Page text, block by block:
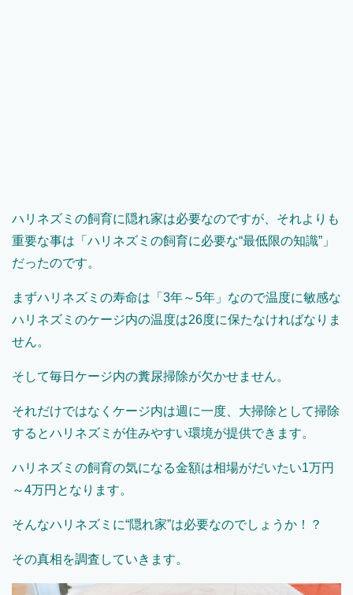
ハリネズミの飼育に隠れ家は必要なのですが、それよりも
重要な事は「ハリネズミの飼育に必要な“最低限の知識”」
だったのです。
まずハリネズミの寿命は「3年～5年」なので温度に敏感な
ハリネズミのケージ内の温度は26度に保たなければなりま
せん。
そして毎日ケージ内の糞尿掃除が欠かせません。
それだけではなくケージ内は週に一度、大掃除として掃除
するとハリネズミが住みやすい環境が提供できます。
ハリネズミの飼育の気になる金額は相場がだいたい1万円
～4万円となります。
そんなハリネズミに“隠れ家”は必要なのでしょうか！？
その真相を調査していきます。